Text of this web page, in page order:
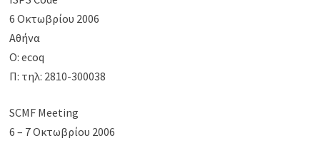
6 Οκτωβρίου 2006
Αθήνα
Ο: ecoq
Π: τηλ: 2810-300038
SCMF Meeting
6 – 7 Οκτωβρίου 2006